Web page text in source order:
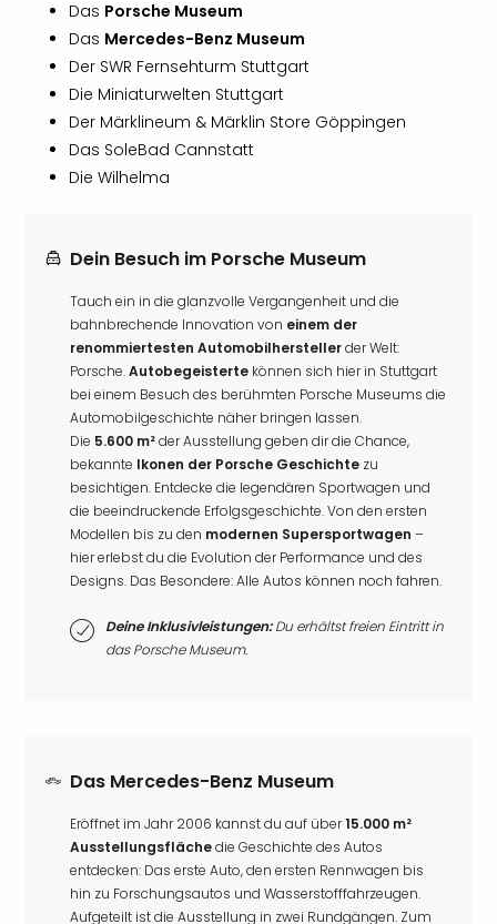
Das Porsche Museum
Das Mercedes-Benz Museum
Der SWR Fernsehturm Stuttgart
Die Miniaturwelten Stuttgart
Der Märklineum & Märklin Store Göppingen
Das SoleBad Cannstatt
Die Wilhelma
Dein Besuch im Porsche Museum
Tauch ein in die glanzvolle Vergangenheit und die
bahnbrechende Innovation von einem der
renommiertesten Automobilherstellerder Welt:
Porsche.Autobegeisterte können sich hier in Stuttgart
bei einem Besuch des berühmten Porsche Museums die
Automobilgeschichte näher bringen lassen.
Die 5.600 m²der Ausstellung geben dir die Chance,
bekannte Ikonen der Porsche Geschichte zu
besichtigen. Entdecke die legendären Sportwagen und
die beeindruckende Erfolgsgeschichte. Von den ersten
Modellen bis zu den modernen Supersportwagen –
hier erlebst du die Evolution der Performance und des
Designs. Das Besondere: Alle Autos können noch fahren.
Deine Inklusivleistungen:Du erhältst freien Eintritt in
das Porsche Museum.
Das Mercedes-Benz Museum
Eröffnet im Jahr 2006 kannst du auf über15.000 m²
Ausstellungsflächedie Geschichte des Autos
entdecken: Das erste Auto, den ersten Rennwagen bis
hin zu Forschungsautos und Wasserstofffahrzeugen.
Aufgeteilt ist die Ausstellung in zwei Rundgängen. Zum